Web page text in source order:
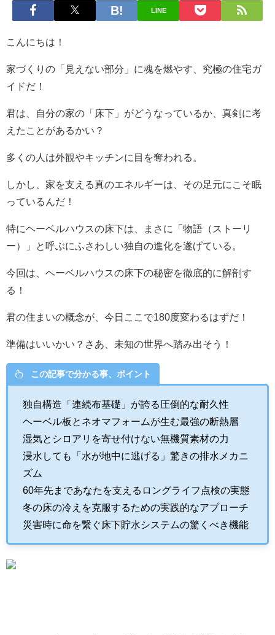
LINE
こんにちは！
家づくりの「見えない部分」に魂を燃やす、究極の住宅ガ
イドだ！
君は、自分の家の「床下」がどうなっているか、真剣に考
えたことがあるかい？
多くの人は外観やキッチンに目を奪われる。
しかし、家を支える真のエネルギーは、その足元にこそ眠
っているんだ！
特にヘーベルハウスの床下は、まさに「物語（ストーリ
ー）」と呼ぶにふさわしい独自の進化を遂げている。
今回は、ヘーベルハウスの床下の秘密を徹底的に解剖す
る！
君の住まいの概念が、今日ここで180度変わるはずだ！
準備はいいかい？さあ、未知の世界へ踏み出そう！
この記事で分かる事、ポイント
独自構造「連続布基礎」が誇る圧倒的な耐久性
ヘーベル板とネオマフォームが生む最強の断熱層
湿気とシロアリを寄せ付けない無機質素材の力
浸水しても「水が地中に逃げる」驚きの排水メカニ
ズム
60年先まであなたを支えるロングライフ点検の実態
冬の床の冷えを克服するための実践的なアプローチ
災害時に命を繋ぐ床下貯水システムの驚くべき機能